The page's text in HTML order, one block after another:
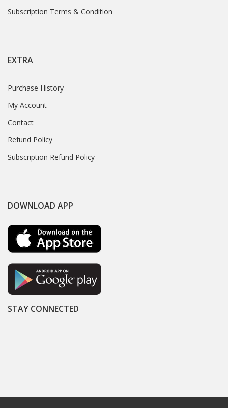
Subscription Terms & Condition
EXTRA
Purchase History
My Account
Contact
Refund Policy
Subscription Refund Policy
DOWNLOAD APP
STAY CONNECTED